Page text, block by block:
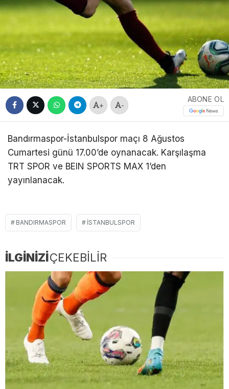
+ -
ABONE OL
Bandırmaspor-İstanbulspor maçı 8 Ağustos
Cumartesi günü 17.00’de oynanacak. Karşılaşma
TRT SPOR ve BEIN SPORTS MAX 1’den
yayınlanacak.
BANDIRMASPOR İSTANBULSPOR
İLGİNİZİÇEKEBİLİR